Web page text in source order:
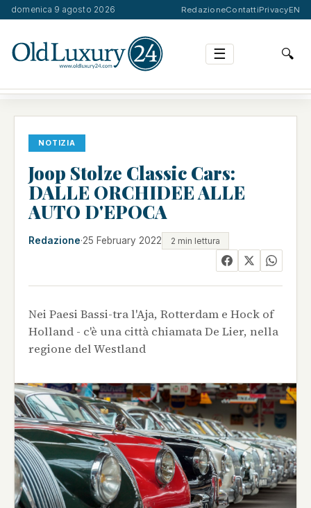
domenica 9 agosto 2026 RedazioneContattiPrivacyEN
☰ 🔍
NOTIZIA
Joop Stolze Classic Cars:
DALLE ORCHIDEE ALLE
AUTO D'EPOCA
Redazione·25 February 2022 2 min lettura
Nei Paesi Bassi-tra l'Aja, Rotterdam e Hock of
Holland - c'è una città chiamata De Lier, nella
regione del Westland